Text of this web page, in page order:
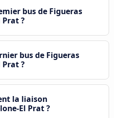
bus de Figueras
Prat ?
bus de Figueras
Prat ?
la liaison
El Prat ?